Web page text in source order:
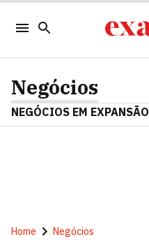
Negócios
NEGÓCIOS EM EXPANSÃO
Home Negócios